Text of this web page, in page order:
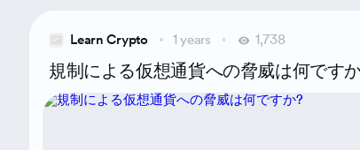
Learn Crypto 1 years 1,738
規制による仮想通貨への脅威は何です